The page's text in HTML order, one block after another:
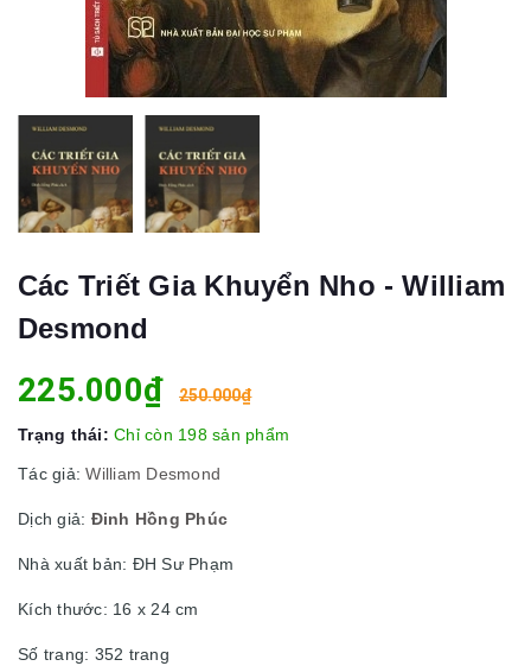
Các Triết Gia Khuyển Nho - William
Desmond
225.000₫ 250.000₫
Trạng thái: Chỉ còn 198 sản phẩm
Tác giả:William Desmond
Dịch giả: Đinh Hồng Phúc
Nhà xuất bản: ĐH Sư Phạm
Kích thước: 16 x 24 cm
Số trang: 352 trang